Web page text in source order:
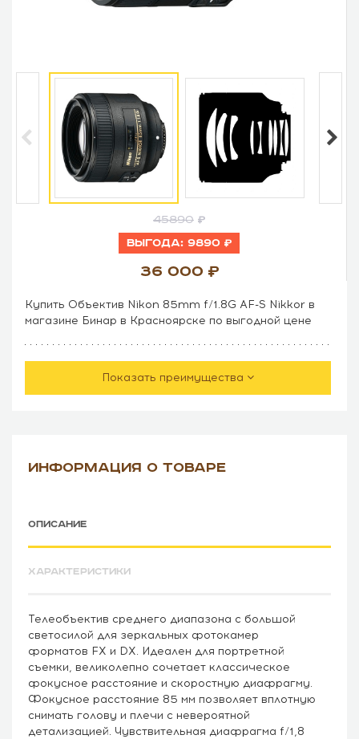
45890
Выгода: 9890
36 000
Купить Объектив Nikon 85mm f/1.8G AF-S Nikkor в
магазине Бинар в Красноярске по выгодной цене
Показать преимущества
ИНФОРМАЦИЯ О ТОВАРЕ
ОПИСАНИЕ
ХАРАКТЕРИСТИКИ
Телеобъектив среднего диапазона с большой
светосилой для зеркальных фотокамер
форматов FX и DX. Идеален для портретной
съемки, великолепно сочетает классическое
фокусное расстояние и скоростную диафрагму.
Фокусное расстояние 85 мм позволяет вплотную
снимать голову и плечи с невероятной
детализацией. Чувствительная диафрагма f/1,8